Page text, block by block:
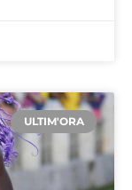
ULTIM'ORA